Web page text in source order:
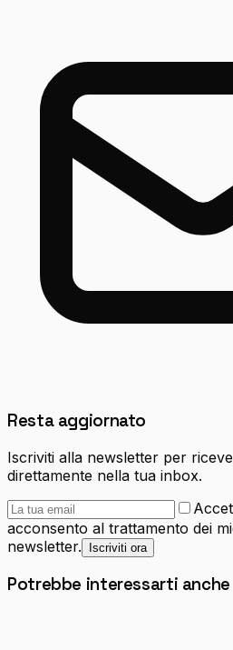
Resta aggiornato
Iscriviti alla newsletter per
direttamente nella tua inbox.
acconsento al trattamento dei
newsletter.
Iscriviti ora
Potrebbe interessarti anche